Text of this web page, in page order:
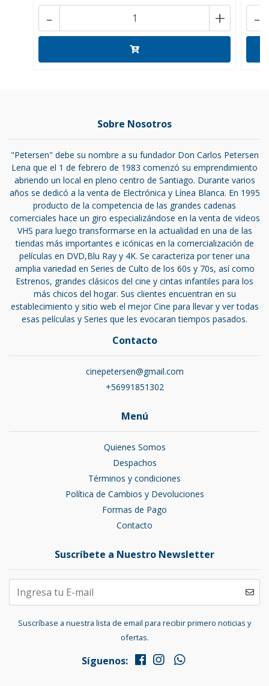
+
- -
Sobre Nosotros
"Petersen" debe su nombre a su fundador Don Carlos Petersen
Lena que el 1 de febrero de 1983 comenzó su emprendimiento
abriendo un local en pleno centro de Santiago. Durante varios
años se dedicó a la venta de Electrónica y Línea Blanca. En 1995
producto de la competencia de las grandes cadenas
comerciales hace un giro especializándose en la venta de videos
VHS para luego transformarse en la actualidad en una de las
tiendas más importantes e icónicas en la comercialización de
películas en DVD,Blu Ray y 4K. Se caracteriza por tener una
amplia variedad en Series de Culto de los 60s y 70s, así como
Estrenos, grandes clásicos del cine y cintas infantiles para los
más chicos del hogar. Sus clientes encuentran en su
establecimiento y sitio web el mejor Cine para llevar y ver todas
esas películas y Series que les evocaran tiempos pasados.
Contacto
cinepetersen@gmail.com
+56991851302
Menú
Quienes Somos
Despachos
Términos y condiciones
Política de Cambios y Devoluciones
Formas de Pago
Contacto
Suscríbete a Nuestro Newsletter
Suscríbase a nuestra lista de email para recibir primero noticias y
ofertas.
Síguenos: